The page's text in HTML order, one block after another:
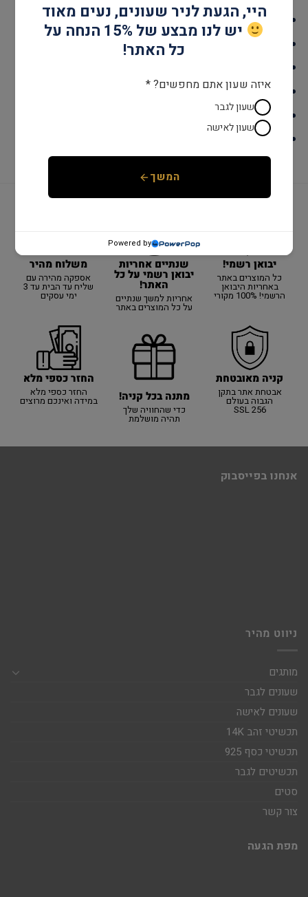
גוף השעון: Stainless Steel
אחריות: שנתיים יבואן רשמי
מנגנון: קוורץ
זכוכית: מינרל
צבע: כסף
יבואן רשמי!
כל המוצרים באתר
באחריות היבואן
הרשמי! 100% מקורי
שנתיים אחריות
יבואן רשמי על כל
האתר!
אחריות למשך שנתיים
על כל המוצרים באתר
משלוח מהיר
אספקה מהירה עם
שליח עד הבית עד 3
ימי עסקים
קניה מאובטחת
אבטחת אתר בתקן
הגבוה בעולם
SSL 256
מתנה בכל קניה!
כדי שהחוויה שלך
תהיה מושלמת
החזר כספי מלא
החזר כספי מלא
במידה ואינכם מרוצים
אנחנו בפייסבוק
ניווט מהיר
מותגים
שעונים לגבר
שעונים לאישה
תכשיטי זהב 14K
תכשיטי כסף 925
תכשיטים לגבר
סטים
צור קשר
מפת הגעה
היי, הגעת לניר שעונים, נעים מאוד
יש לנו מבצע של 15% הנחה על
כל האתר!
איזה שעון אתם מחפשים? *
שעון לגבר
שעון לאישה
המשך
Powered by